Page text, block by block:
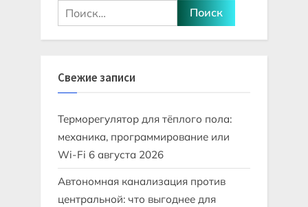
Найти:
Свежие записи
Терморегулятор для тёплого пола:
механика, программирование или
Wi-Fi 6 августа 2026
Автономная канализация против
центральной: что выгоднее для